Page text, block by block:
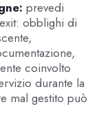
prevedi
obblighi di
coinvolto
durante la
mal gestito può